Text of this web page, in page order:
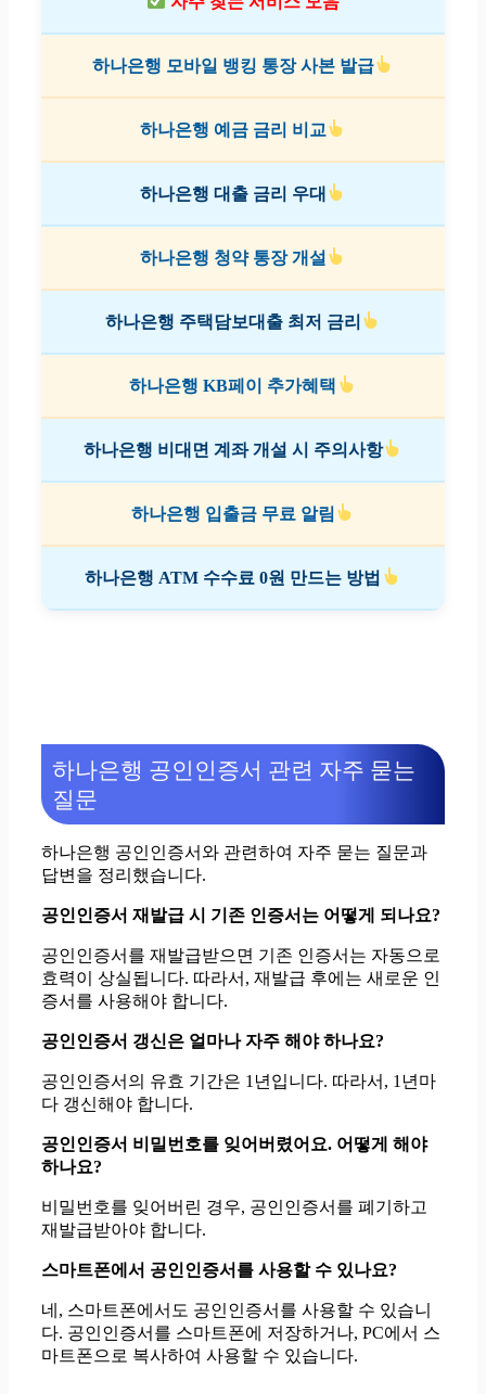
하나은행 모바일 뱅킹 통장 사본 발급
하나은행 예금 금리 비교
하나은행 대출 금리 우대
하나은행 청약 통장 개설
하나은행 주택담보대출 최저 금리
하나은행 KB페이 추가혜택
하나은행 비대면 계좌 개설 시 주의사항
하나은행 입출금 무료 알림
하나은행 ATM 수수료 0원 만드는 방법
하나은행 공인인증서 관련 자주 묻는
질문
하나은행 공인인증서와 관련하여 자주 묻는 질문과
답변을 정리했습니다.
공인인증서 재발급 시 기존 인증서는 어떻게 되나요?
공인인증서를 재발급받으면 기존 인증서는 자동으로
효력이 상실됩니다. 따라서, 재발급 후에는 새로운 인
증서를 사용해야 합니다.
공인인증서 갱신은 얼마나 자주 해야 하나요?
공인인증서의 유효 기간은 1년입니다. 따라서, 1년마
다 갱신해야 합니다.
공인인증서 비밀번호를 잊어버렸어요. 어떻게 해야
하나요?
비밀번호를 잊어버린 경우, 공인인증서를 폐기하고
재발급받아야 합니다.
스마트폰에서 공인인증서를 사용할 수 있나요?
네, 스마트폰에서도 공인인증서를 사용할 수 있습니
다. 공인인증서를 스마트폰에 저장하거나, PC에서 스
마트폰으로 복사하여 사용할 수 있습니다.